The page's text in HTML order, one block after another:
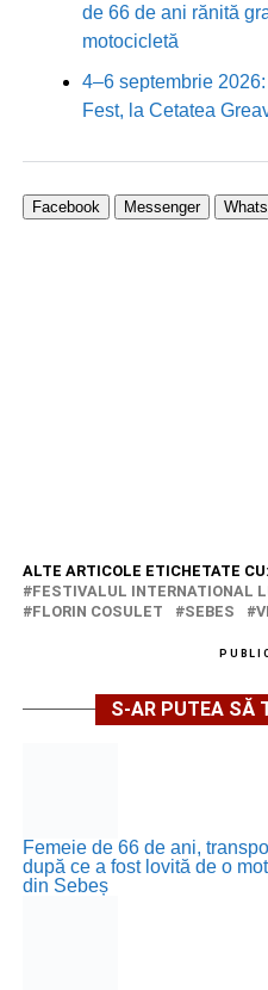
de 66 de ani rănită
motocicletă
4–6 septembrie
Fest, la Cetatea
Facebook Messenger
ALTE ARTICOLE ETICHETATE CU:
FESTIVALUL INTERNATIONAL
FLORIN COSULET
SEBES
S-AR PUTEA SĂ
Femeie de 66 de ani,
după ce a fost lovită de o
din Sebeș